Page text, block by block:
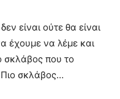
είναι ούτε θα είναι
έχουμε να λέμε και
σκλάβος που το
Πιο σκλάβος…